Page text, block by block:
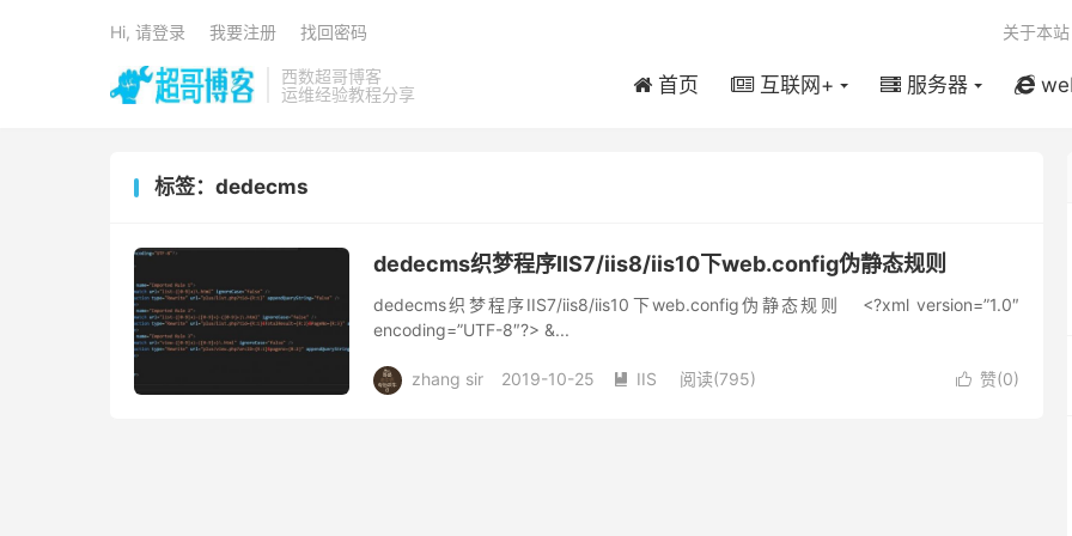
西数超哥博客
运维经验教程分享
首页 互联网+ 服务器
关于本站
Hi, 请登录 我要注册 找回密码
标签：dedecms
dedecms织梦程序IIS7/iis8/iis10下web.config伪静态规则
dedecms织梦程序IIS7/iis8/iis10下web.config伪静态规则 <?xml version=”1.0″
encoding=”UTF-8″?> &...
 赞(0)
zhang sir 2019-10-25  IIS 阅读(795)